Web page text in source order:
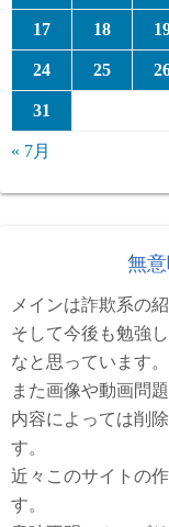
17 18
24 25
31
« 7月
無
メインは詐欺系の
そして今後も勉強
なと思っています
また画像や動画問
内容によっては削
す。
近々このサイトの
す。